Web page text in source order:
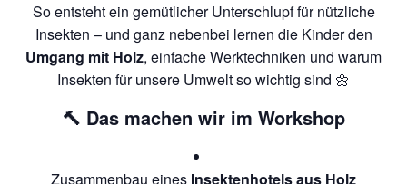
So entsteht ein gemütlicher Unterschlupf für nützliche
Insekten – und ganz nebenbei lernen die Kinder den
Umgang mit Holz, einfache Werktechniken und warum
Insekten für unsere Umwelt so wichtig sind 🌼
🔨 Das machen wir im Workshop
Zusammenbau eines Insektenhotels aus Holz